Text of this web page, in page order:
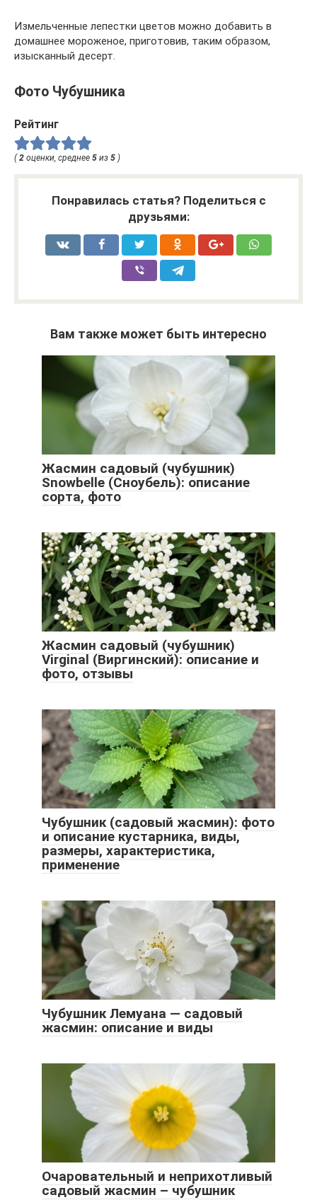
Измельченные лепестки цветов можно добавить в
домашнее мороженое, приготовив, таким образом,
изысканный десерт.
Фото Чубушника
Рейтинг
( 2 оценки, среднее 5 из 5 )
Понравилась статья? Поделиться с
друзьями:
Вам также может быть интересно
Жасмин садовый (чубушник)
Snowbelle (Сноубель): описание
сорта, фото
Жасмин садовый (чубушник)
Virginal (Виргинский): описание и
фото, отзывы
Чубушник (садовый жасмин): фото
и описание кустарника, виды,
размеры, характеристика,
применение
Чубушник Лемуана — садовый
жасмин: описание и виды
Очаровательный и неприхотливый
садовый жасмин – чубушник